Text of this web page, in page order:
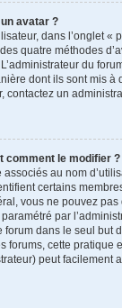
avatar ?
dans l’onglet «
quatre méthodes
du
dont ils sont mis à
contactez un
comment le modifier ?
au nom
certains
vous ne pouvez
paramétré par
forum dans le seul but
forums, cette pratique
peut facilement